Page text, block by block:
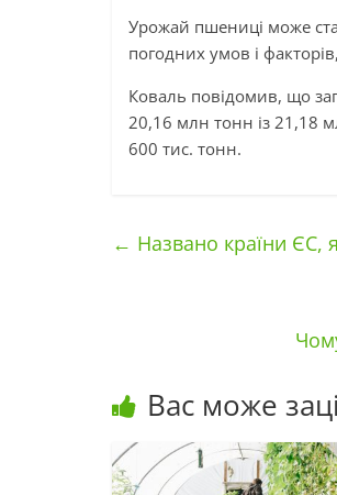
Урожай пшениці може
погодних умов і
Коваль повідомив, що
20,16 млн тонн із 21,18
600 тис. тонн.
← Названо країни ЄС,
Вас може